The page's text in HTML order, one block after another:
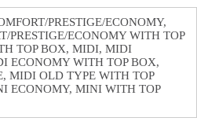
PRESTIGE/ECONOMY,
PRESTIGE/ECONOMY WITH TOP
TOP BOX, MIDI, MIDI
ECONOMY WITH TOP BOX,
MIDI OLD TYPE WITH TOP
ECONOMY, MINI WITH TOP